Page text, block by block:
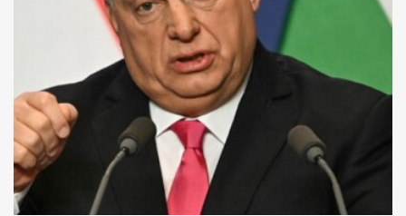
Kiderült, mikor állhat fel a